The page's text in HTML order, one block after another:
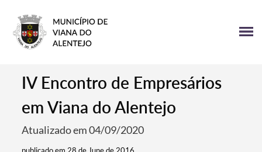
IV Encontro de Empresários
em Viana do Alentejo
Atualizado em 04/09/2020